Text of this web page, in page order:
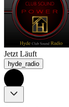
Jetzt Läuft
hyde_radio